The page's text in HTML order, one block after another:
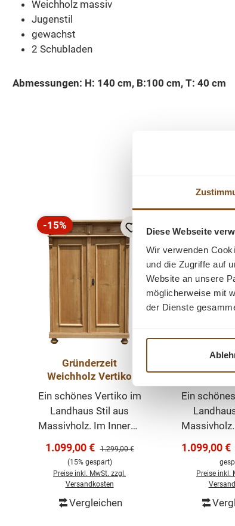
Diese Webseite
Wir verwenden
und die Zugriffe auf
Website an unsere
möglicherweise mit
der Dienste
Weichholz massiv
Jugenstil
gewachst
2 Schubladen
Abmessungen: H: 140 cm, B:100 cm, T: 40 cm
Rabatt
-15%
Gründerzeit
Weichholz Vertiko
Ein schönes Vertiko im
Landhaus Stil aus
Massivholz. Im Inneren
Regalböden auf einer
verstellbaren
Zahnleiste. Das Vertiko
ist mit einen
Verkaufspreis:
1.099,00 € Regulärer Preis:
1.299,00 €
(15% gespart)
Preise inkl. MwSt. zzgl.
Versandkosten
Vergleichen
Rabatt
Ein
Massivholz.
Zahnleiste.
ist mit
1.099,00 €
Preise inkl.